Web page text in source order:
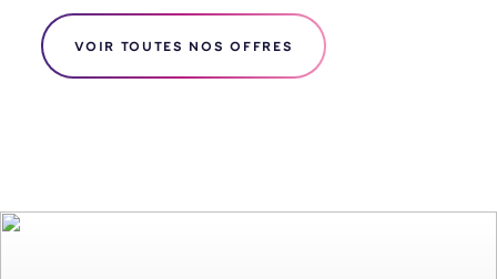
VOIR TOUTES NOS OFFRES